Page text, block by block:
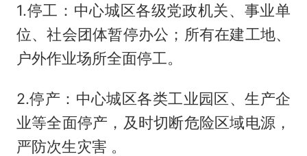
1.停工：中心城区各级党政机关、事业单
位、社会团体暂停办公；所有在建工地、
户外作业场所全面停工。
2.停产：中心城区各类工业园区、生产企
业等全面停产，及时切断危险区域电源，
严防次生灾害 。